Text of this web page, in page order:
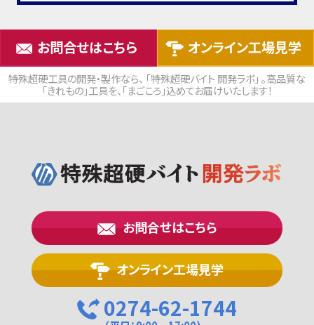
お問合せはこちら オンライン工場見学
特殊超硬工具の開発・製作なら、 「特殊超硬バイト 開発ラボ」 。高品質な
「きれもの」工具を、「まごころ」込めてお届けいたします！
お問合せはこちら
オンライン工場見学
0274-62-1744